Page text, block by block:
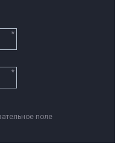
*
*
поле